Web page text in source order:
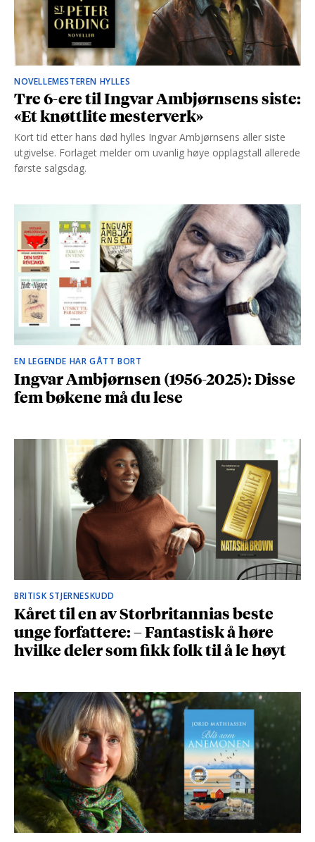
NOVELLEMESTEREN HYLLES
Tre 6-ere til Ingvar Ambjørnsens siste:
«Et knøttlite mesterverk»
Kort tid etter hans død hylles Ingvar Ambjørnsens aller siste
utgivelse. Forlaget melder om uvanlig høye opplagstall allerede
første salgsdag.
EN LEGENDE HAR GÅTT BORT
Ingvar Ambjørnsen (1956-2025): Disse
fem bøkene må du lese
BRITISK STJERNESKUDD
Kåret til en av Storbritannias beste
unge forfattere: – Fantastisk å høre
hvilke deler som fikk folk til å le høyt